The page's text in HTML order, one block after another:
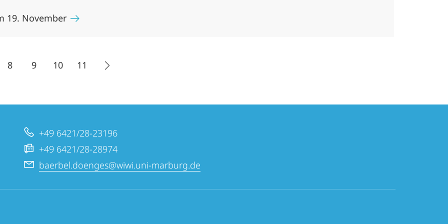
19. November
8 9 10 11
+49 6421/28-23196
+49 6421/28-28974
baerbel.doenges@wiwi.uni-marburg.de